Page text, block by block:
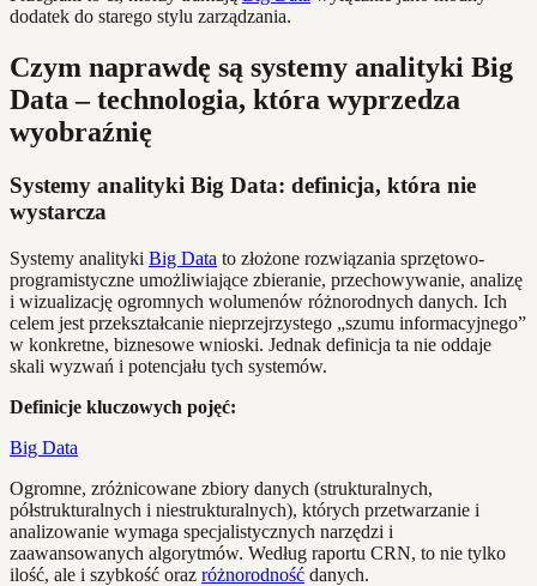
dodatek do starego stylu zarządzania.
Czym naprawdę są systemy analityki Big
Data – technologia, która wyprzedza
wyobraźnię
Systemy analityki Big Data: definicja, która nie
wystarcza
Systemy analityki Big Data to złożone rozwiązania sprzętowo-
programistyczne umożliwiające zbieranie, przechowywanie, analizę
i wizualizację ogromnych wolumenów różnorodnych danych. Ich
celem jest przekształcanie nieprzejrzystego „szumu informacyjnego”
w konkretne, biznesowe wnioski. Jednak definicja ta nie oddaje
skali wyzwań i potencjału tych systemów.
Definicje kluczowych pojęć:
Big Data
Ogromne, zróżnicowane zbiory danych (strukturalnych,
półstrukturalnych i niestrukturalnych), których przetwarzanie i
analizowanie wymaga specjalistycznych narzędzi i
zaawansowanych algorytmów. Według raportu CRN, to nie tylko
ilość, ale i szybkość oraz różnorodność danych.